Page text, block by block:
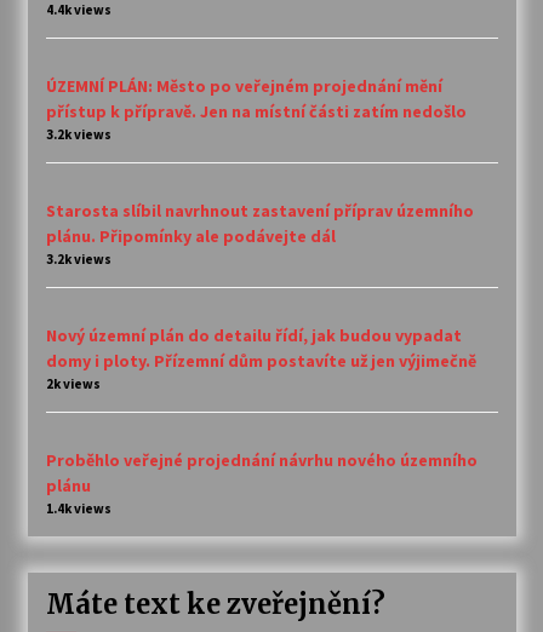
4.4k views
ÚZEMNÍ PLÁN: Město po veřejném projednání mění
přístup k přípravě. Jen na místní části zatím nedošlo
3.2k views
Starosta slíbil navrhnout zastavení příprav územního
plánu. Připomínky ale podávejte dál
3.2k views
Nový územní plán do detailu řídí, jak budou vypadat
domy i ploty. Přízemní dům postavíte už jen výjimečně
2k views
Proběhlo veřejné projednání návrhu nového územního
plánu
1.4k views
Máte text ke zveřejnění?